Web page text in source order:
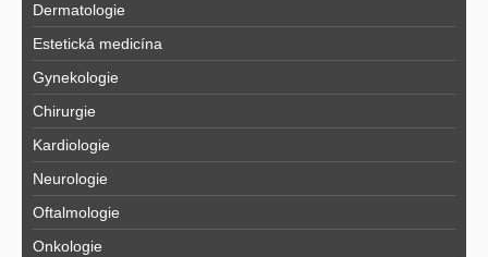
Dermatologie
Estetická medicína
Gynekologie
Chirurgie
Kardiologie
Neurologie
Oftalmologie
Onkologie